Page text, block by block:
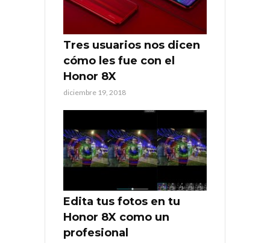
Tres usuarios nos dicen
cómo les fue con el
Honor 8X
diciembre 19, 2018
Edita tus fotos en tu
Honor 8X como un
profesional